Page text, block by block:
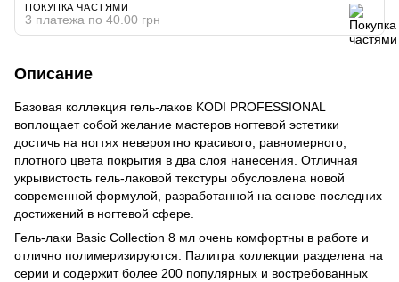
ПОКУПКА ЧАСТЯМИ
3 платежа по 40.00 грн
Описание
Базовая коллекция гель-лаков KODI PROFESSIONAL
воплощает собой желание мастеров ногтевой эстетики
достичь на ногтях невероятно красивого, равномерного,
плотного цвета покрытия в два слоя нанесения. Отличная
укрывистость гель-лаковой текстуры обусловлена новой
современной формулой, разработанной на основе последних
достижений в ногтевой сфере.
Гель-лаки Basic Collection 8 мл очень комфортны в работе и
отлично полимеризируются. Палитра коллекции разделена на
серии и содержит более 200 популярных и востребованных